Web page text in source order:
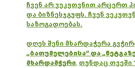
ჩვენ არ ვეკუთვნით არცერთ
და ბიზნესჯგუფს. ჩვენ
საზოგადოებას.
დღეს შენი მხარდაჭერა
„ბათუმელებისა“ და
მხარდამჭერი, თუნდაც თვეში